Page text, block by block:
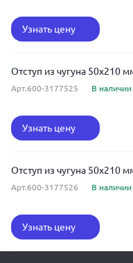
Узнать цену
Отступ из чугуна 50x210
Арт.600-3177525 В наличии
Узнать цену
Отступ из чугуна 50x210
Арт.600-3177526 В наличии
Узнать цену